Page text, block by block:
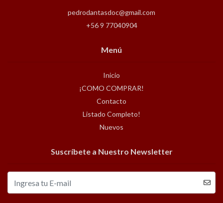
pedrodantasdoc@gmail.com
+56 9 77040904
Menú
Inicio
¡COMO COMPRAR!
Contacto
Listado Completo!
Nuevos
Suscríbete a Nuestro Newsletter